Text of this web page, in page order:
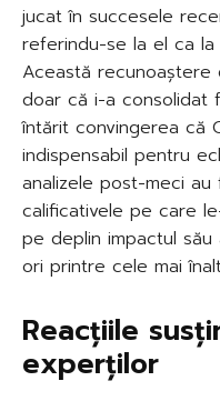
jucat în succesele
referindu-se la el ca
Această
doar că i-a consolidat
întărit convingerea că
indispensabil pentru
analizele post-meci
calificativele pe care
pe deplin impactul
ori printre cele mai
Reacțiile
experților